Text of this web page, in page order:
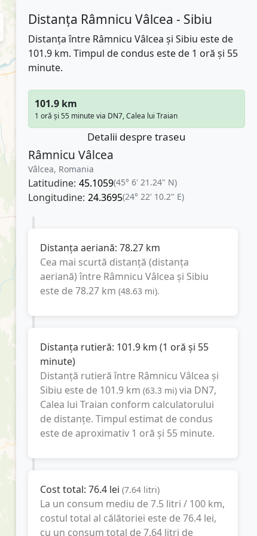
Distanța Râmnicu Vâlcea - Sibiu
Distanța între Râmnicu Vâlcea și Sibiu este de
101.9 km. Timpul de condus este de 1 oră și 55
minute.
101.9 km
1 oră și 55 minute via DN7, Calea lui Traian
Detalii despre traseu
Râmnicu Vâlcea
Vâlcea, Romania
Latitudine: 45.1059(45° 6' 21.24" N)
Longitudine: 24.3695(24° 22' 10.2" E)
Distanța aeriană: 78.27 km
Cea mai scurtă distanță (distanța
aeriană) între Râmnicu Vâlcea și Sibiu
este de78.27 km (48.63 mi).
Distanța rutieră: 101.9 km (1 oră și 55
minute)
Distanță rutieră între Râmnicu Vâlcea și
Sibiu este de 101.9 km (63.3 mi) via DN7,
Calea lui Traian conform calculatorului
de distanțe. Timpul estimat de condus
este de aproximativ 1 oră și 55 minute.
Cost total: 76.4 lei (7.64 litri)
La un consum mediu de7.5 litri / 100 km,
costul total al călătoriei este de76.4 lei,
cu un consum total de7.64 litri de